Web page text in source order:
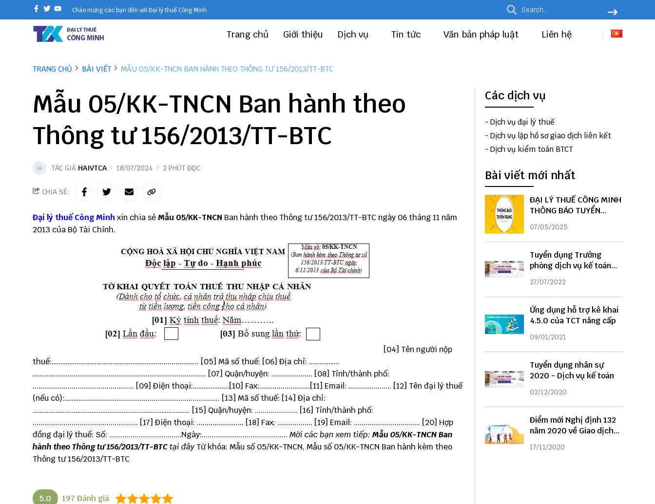
Chào mừng các bạn đến với Đại lý thuế Công Minh
Trang chủ Giới thiệu Dịch vụ Tin tức Văn bản pháp luật Liên hệ
TRANG CHỦ BÀI VIẾT MẪU 05/KK-TNCN BAN HÀNH THEO THÔNG TƯ 156/2013/TT-BTC
Mẫu 05/KK-TNCN Ban hành theo
Thông tư 156/2013/TT-BTC
TÁC GIẢ HAIVTCA 18/07/2024 2 PHÚT ĐỌC
CHIA SẺ:
Đại lý thuế Công Minh xin chia sẻ Mẫu 05/KK-TNCN Ban hành theo Thông tư 156/2013/TT-BTC ngày 06 tháng 11 năm
2013 của Bộ Tài Chính.
[04] Tên người nộp
thuế:…………….…………………….……………........................ [05] Mã số thuế: [06] Địa chỉ: ……………..
………….............................................................................. [07] Quận/huyện: ..................... [08] Tỉnh/thành phố:
.................................................... [09] Điện thoại:………………..[10] Fax:..........................[11] Email: ...................... [12] Tên đại lý thuế
(nếu có):…..……………………..................................................... [13] Mã số thuế: [14] Địa chỉ:
……………………………………………………………………………. [15] Quận/huyện: ...................... [16] Tỉnh/thành phố:
...................................................... [17] Điện thoại: ........................ [18] Fax: .................. [19] Email: .................................. [20] Hợp
đồng đại lý thuế: Số: .....................................Ngày:............................................ Mời các bạn xem tiếp: Mẫu 05/KK-TNCN Ban
hành theo Thông tư 156/2013/TT-BTCtại đây Từ khóa: Mẫu số 05/KK-TNCN, Mẫu số 05/KK-TNCN Ban hành kèm theo
Thông tư 156/2013/TT-BTC
5.0 197 Đánh giá
Các dịch vụ
- Dịch vụ đại lý thuế
- Dịch vụ lập hồ sơ giao dịch liên kết
- Dịch vụ kiểm toán BTCT
Bài viết mới nhất
ĐẠI LÝ THUẾ CÔNG MINH
THÔNG BÁO TUYỂN
DỤNG
07/05/2025
Tuyển dụng Trưởng
phòng dịch vụ kế toán
năm 2022
27/07/2022
Ứng dụng hỗ trợ kê khai
4.5.0 của TCT nâng cấp
09/01/2021
Tuyển dụng nhân sự
2020 - Dịch vụ kế toán
02/12/2020
Điểm mới Nghị định 132
năm 2020 về Giao dịch
liên kết
17/11/2020